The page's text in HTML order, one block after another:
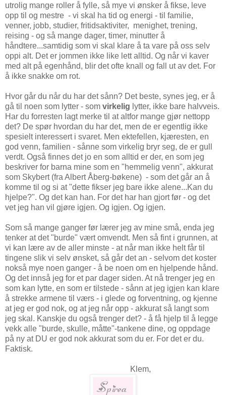
utrolig mange roller å fylle, så mye vi ønsker å fikse, leve
opp til og mestre - vi skal ha tid og energi - til familie,
venner, jobb, studier, fritidsaktiviter, menighet, trening,
reising - og så mange dager, timer, minutter å
håndtere...samtidig som vi skal klare å ta vare på oss selv
oppi alt. Det er jommen ikke like lett alltid. Og når vi kaver
med alt på egenhånd, blir det ofte knall og fall ut av det. For
å ikke snakke om rot.
Hvor går du når du har det sånn? Det beste, synes jeg, er å
gå til noen som lytter - som virkelig lytter, ikke bare halvveis.
Har du forresten lagt merke til at altfor mange gjør nettopp
det? De spør hvordan du har det, men de er egentlig ikke
spesielt interessert i svaret. Men ektefellen, kjæresten, en
god venn, familien - sånne som virkelig bryr seg, de er gull
verdt. Også finnes det jo en som alltid er der, en som jeg
beskriver for barna mine som en "hemmelig venn", akkurat
som Skybert (fra Albert Åberg-bøkene) - som det går an å
komme til og si at "dette fikser jeg bare ikke alene...Kan du
hjelpe?". Og det kan han. For det har han gjort før - og det
vet jeg han vil gjøre igjen. Og igjen. Og igjen.
Som så mange ganger før lærer jeg av mine små, enda jeg
tenker at det "burde" vært omvendt. Men så fint i grunnen, at
vi kan lære av de aller minste - at når man ikke helt får til
tingene slik vi selv ønsket, så går det an - selvom det koster
nokså mye noen ganger - å be noen om en hjelpende hånd.
Og det innså jeg for et par dager siden. At nå trenger jeg en
som kan lytte, en som er tilstede - sånn at jeg igjen kan klare
å strekke armene til værs - i glede og forventning, og kjenne
at jeg er god nok, og at jeg når opp - akkurat så langt som
jeg skal. Kanskje du også trenger det? - å få hjelp til å legge
vekk alle "burde, skulle, måtte"-tankene dine, og oppdage
på ny at DU er god nok akkurat som du er. For det er du.
Faktisk.
Klem,